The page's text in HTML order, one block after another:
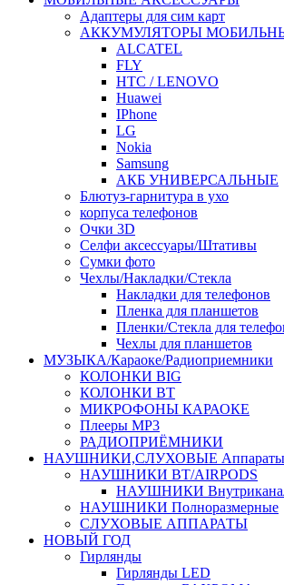
Адаптеры для сим карт
АККУМУЛЯТОРЫ
ALCATEL
FLY
HTC / LENOVO
Huawei
IPhone
LG
Nokia
Samsung
АКБ УНИВЕРСАЛЬНЫЕ
Блютуз-гарнитура в ухо
корпуса телефонов
Очки 3D
Селфи аксессуары/Штативы
Сумки фото
Чехлы/Накладки/Стекла
Накладки для телефонов
Пленка для планшетов
Пленки/Стекла для
Чехлы для планшетов
МУЗЫКА/Караоке/Радиоприемники
КОЛОНКИ BIG
КОЛОНКИ BT
МИКРОФОНЫ КАРАОКЕ
Плееры MP3
РАДИОПРИЁМНИКИ
НАУШНИКИ,СЛУХОВЫЕ Аппараты
НАУШНИКИ BT/AIRPODS
НАУШНИКИ
НАУШНИКИ Полноразмерные
СЛУХОВЫЕ АППАРАТЫ
НОВЫЙ ГОД
Гирлянды
Гирлянды LED